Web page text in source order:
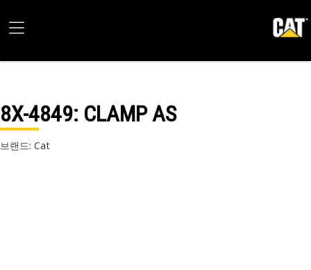
8X-4849: CLAMP AS
브랜드: Cat